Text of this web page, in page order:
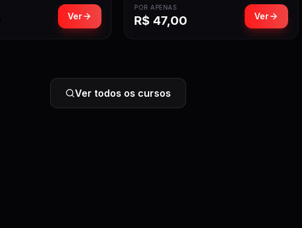
Ver
POR APENAS
R$ 47,00 Ver
Ver todos os cursos